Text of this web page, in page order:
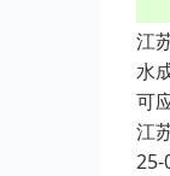
江
水
可
江
25-